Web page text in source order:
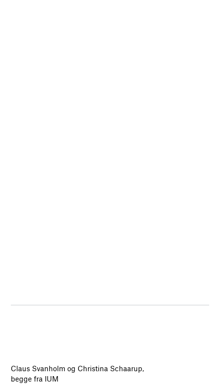
Claus Svanholm og Christina Schaarup,
begge fra IUM